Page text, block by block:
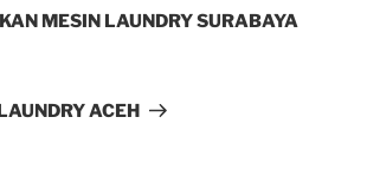
MESIN LAUNDRY SURABAYA
ACEH